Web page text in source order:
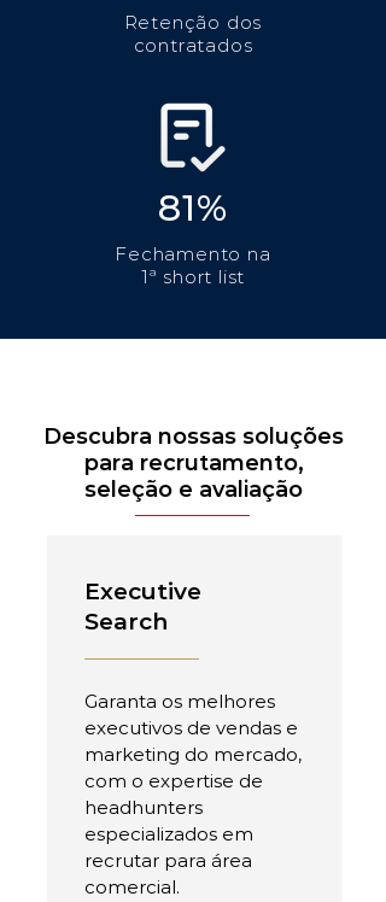
Retenção dos
contratados
81%
Fechamento na
1ª short list
Descubra nossas soluções
para recrutamento,
seleção e avaliação
Executive
Search
Garanta os melhores
executivos de vendas e
marketing do mercado,
com o expertise de
headhunters
especializados em
recrutar para área
comercial.